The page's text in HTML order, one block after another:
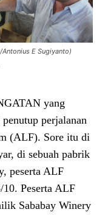
E Sugiyanto)
yang
perjalanan
(ALF). Sore itu di
di sebuah pabrik
peserta ALF
Peserta ALF
Sababay Winery